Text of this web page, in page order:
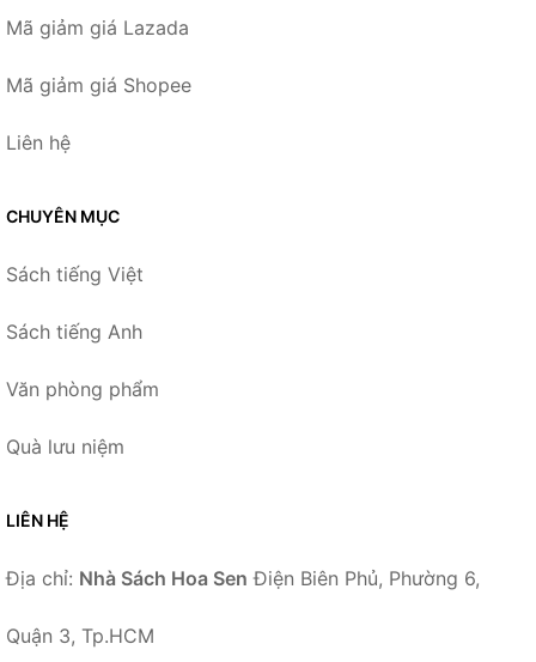
Mã giảm giá Lazada
Mã giảm giá Shopee
Liên hệ
CHUYÊN MỤC
Sách tiếng Việt
Sách tiếng Anh
Văn phòng phẩm
Quà lưu niệm
LIÊN HỆ
Địa chỉ: Nhà Sách Hoa Sen Điện Biên Phủ, Phường 6,
Quận 3, Tp.HCM